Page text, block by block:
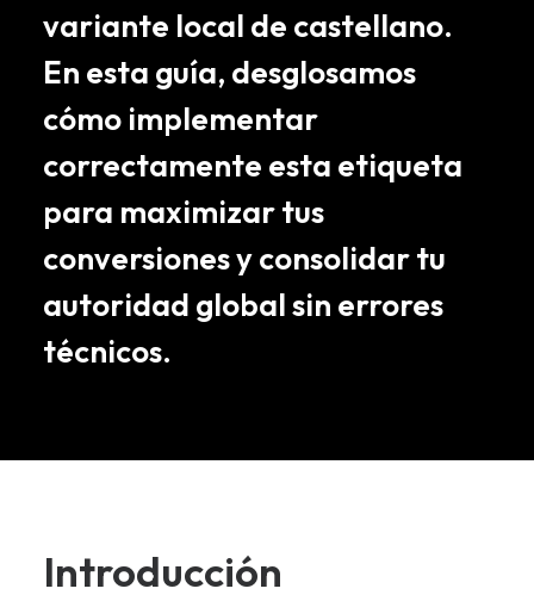
variante local de castellano.
En esta guía, desglosamos
cómo implementar
correctamente esta etiqueta
para maximizar tus
conversiones y consolidar tu
autoridad global sin errores
técnicos.
Introducción